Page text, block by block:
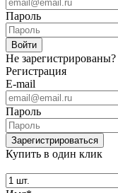
Пароль
Не зарегистрированы?
Регистрация
E-mail
Пароль
Купить в один клик